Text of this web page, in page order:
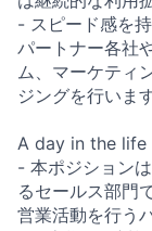
- スピード感を
パートナー各社
ム、マーケティ
ジングを行います
A day in the life
- 本ポジション
るセールス部門
営業活動を行う